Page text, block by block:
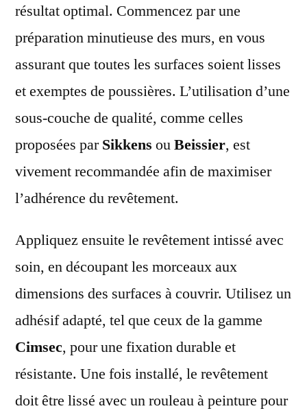
résultat optimal. Commencez par une
préparation minutieuse des murs, en vous
assurant que toutes les surfaces soient lisses
et exemptes de poussières. L’utilisation d’une
sous-couche de qualité, comme celles
proposées parSikkens ouBeissier, est
vivement recommandée afin de maximiser
l’adhérence du revêtement.
Appliquez ensuite le revêtement intissé avec
soin, en découpant les morceaux aux
dimensions des surfaces à couvrir. Utilisez un
adhésif adapté, tel que ceux de la gamme
Cimsec, pour une fixation durable et
résistante. Une fois installé, le revêtement
doit être lissé avec un rouleau à peinture pour